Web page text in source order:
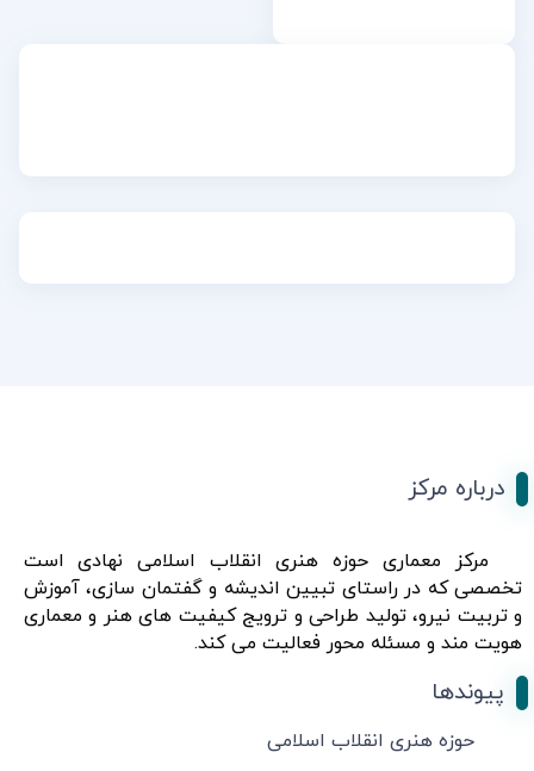
درباره مرکز
مرکز معماری حوزه هنری انقلاب اسلامی نهادی است
تخصصی که در راستای تبیین اندیشه و گفتمان سازی، آموزش
و تربیت نیرو، تولید طراحی و ترویج کیفیت های هنر و معماری
هویت مند و مسئله محور فعالیت می کند.
پیوندها
حوزه هنری انقلاب اسلامی